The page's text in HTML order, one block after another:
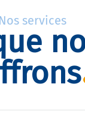
Nos services